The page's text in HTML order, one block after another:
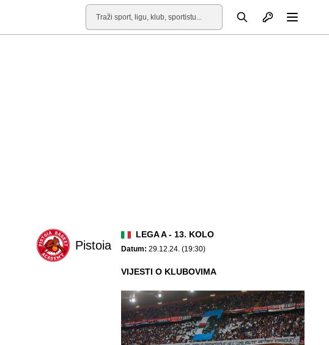
Pretraga Otvori profil
Pistoia
LEGA A - 13. KOLO
Datum: 29.12.24. (19:30)
VIJESTI O KLUBOVIMA